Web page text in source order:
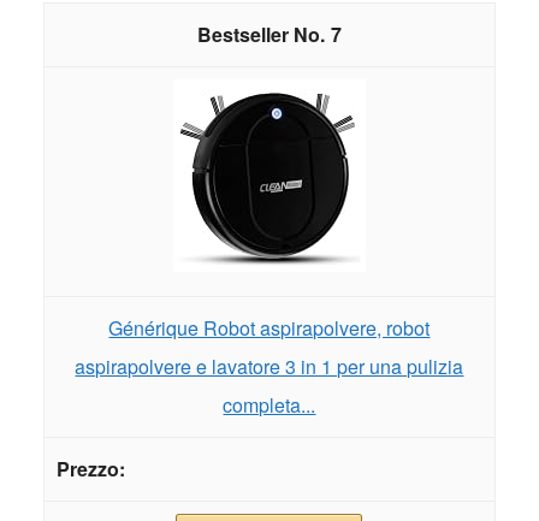
7
Générique Robot aspirapolvere, robot
aspirapolvere e lavatore 3 in 1 per una pulizia
completa...